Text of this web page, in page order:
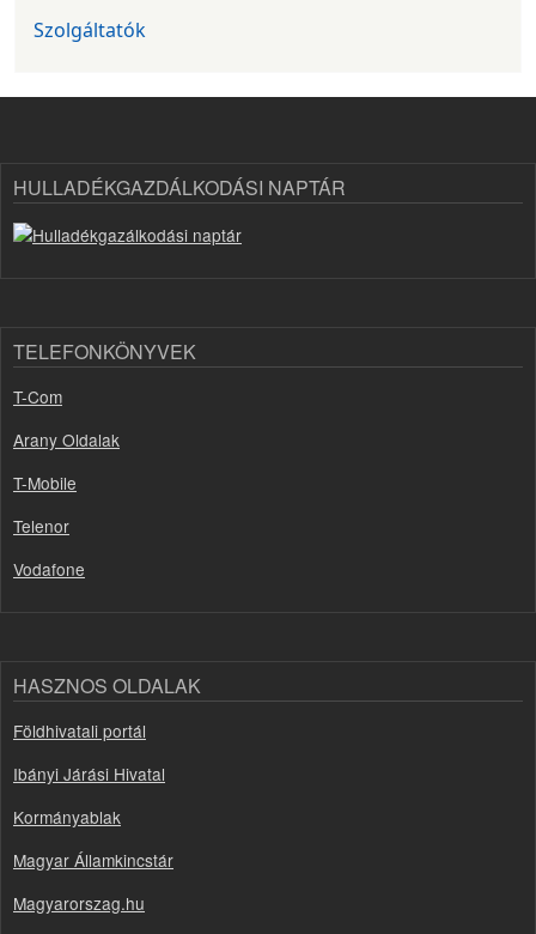
Szolgáltatók
HULLADÉKGAZDÁLKODÁSI NAPTÁR
TELEFONKÖNYVEK
T-Com
Arany Oldalak
T-Mobile
Telenor
Vodafone
HASZNOS OLDALAK
Földhivatali portál
Ibányi Járási Hivatal
Kormányablak
Magyar Államkincstár
Magyarorszag.hu